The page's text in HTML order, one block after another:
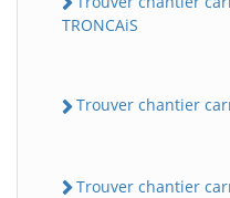
TRONCAiS
Trouver chantier
Trouver chantier